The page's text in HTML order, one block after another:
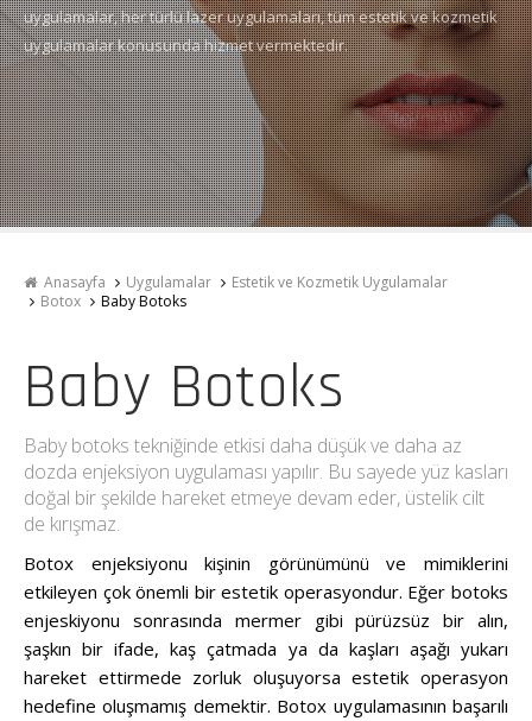
uygulamalar, her türlü lazer uygulamaları, tüm estetik ve kozmetik
uygulamalar konusunda hizmet vermektedir.
Anasayfa Uygulamalar
Estetik ve Kozmetik Uygulamalar
Botox
Baby Botoks
Baby Botoks
Baby botoks tekniğinde etkisi daha düşük ve daha az
dozda enjeksiyon uygulaması yapılır. Bu sayede yüz kasları
doğal bir şekilde hareket etmeye devam eder, üstelik cilt
de kırışmaz.
Botox enjeksiyonu kişinin görünümünü ve mimiklerini
etkileyen çok önemli bir estetik operasyondur. Eğer botoks
enjeskiyonu sonrasında mermer gibi pürüzsüz bir alın,
şaşkın bir ifade, kaş çatmada ya da kaşları aşağı yukarı
hareket ettirmede zorluk oluşuyorsa estetik operasyon
hedefine oluşmamış demektir. Botox uygulamasının başarılı